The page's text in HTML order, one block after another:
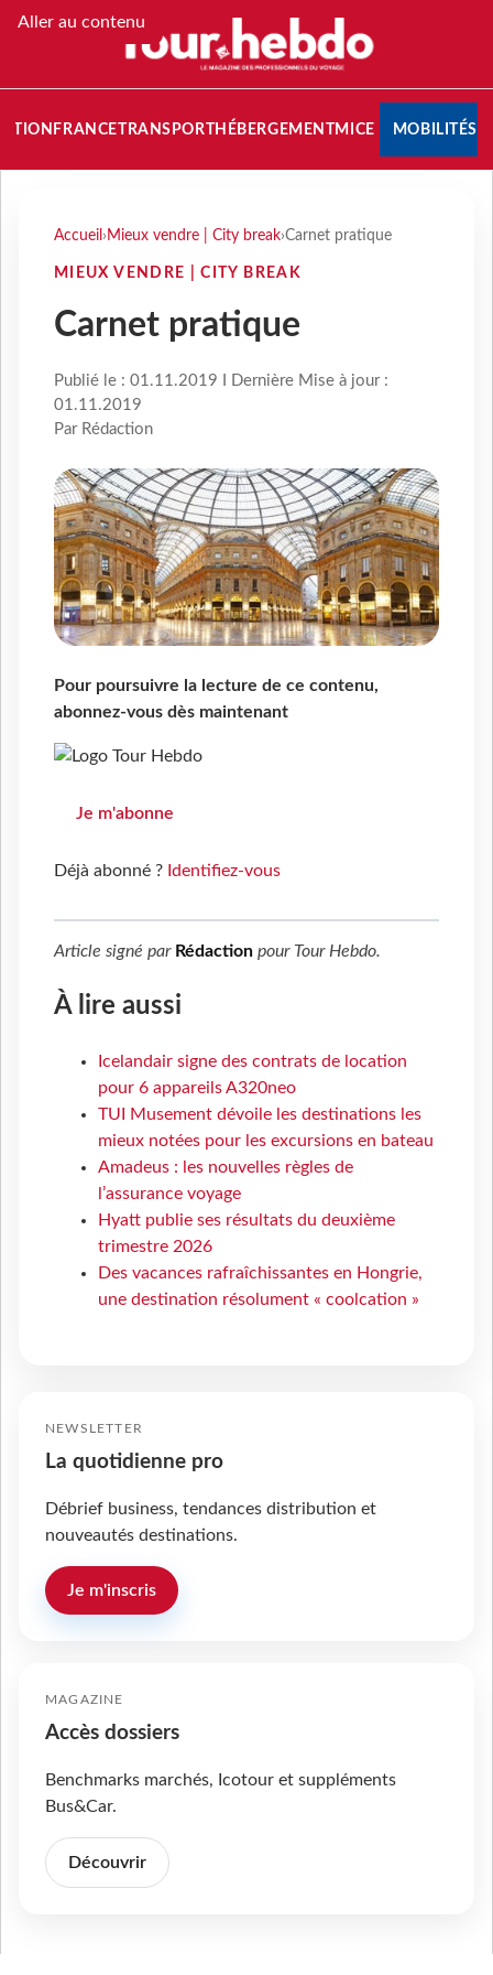
Aller au contenu
FRANCETRANSPORT HÉBERGEMENTMICE MOBILITÉS
Accueil › Mieux vendre | City break›Carnet pratique
MIEUX VENDRE | CITY BREAK
Carnet pratique
Publié le : 01.11.2019 I Dernière Mise à jour :
01.11.2019
Par Rédaction
Pour poursuivre la lecture de ce contenu,
abonnez-vous dès maintenant
Je m'abonne
Déjà abonné ? Identifiez-vous
Article signé par Rédaction pour Tour Hebdo.
À lire aussi
Icelandair signe des contrats de location
pour 6 appareils A320neo
TUI Musement dévoile les destinations les
mieux notées pour les excursions en bateau
Amadeus : les nouvelles règles de
l’assurance voyage
Hyatt publie ses résultats du deuxième
trimestre 2026
Des vacances rafraîchissantes en Hongrie,
une destination résolument « coolcation »
NEWSLETTER
La quotidienne pro
Débrief business, tendances distribution et
nouveautés destinations.
Je m'inscris
MAGAZINE
Accès dossiers
Benchmarks marchés, Icotour et suppléments
Bus&Car.
Découvrir